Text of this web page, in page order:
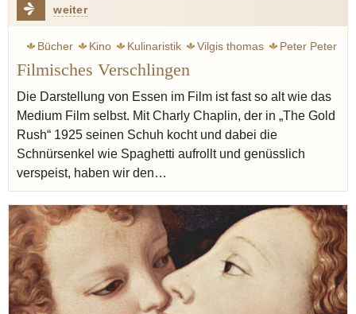
weiter
Bücher Kino Kulinaristik Vilgis thomas
Peter Peter
Molekularküche
Filmisches Verschlingen
Die Darstellung von Essen im Film ist fast so alt wie das
Medium Film selbst. Mit Charly Chaplin, der in „The Gold
Rush“ 1925 seinen Schuh kocht und dabei die
Schnürsenkel wie Spaghetti aufrollt und genüsslich
verspeist, haben wir den…